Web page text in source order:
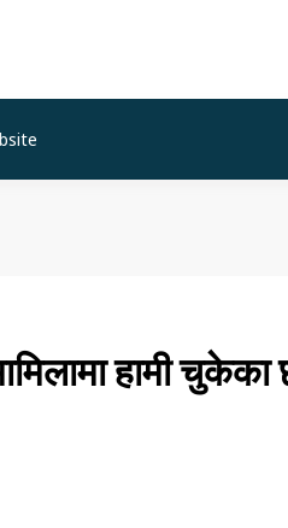
हामी चुकेका